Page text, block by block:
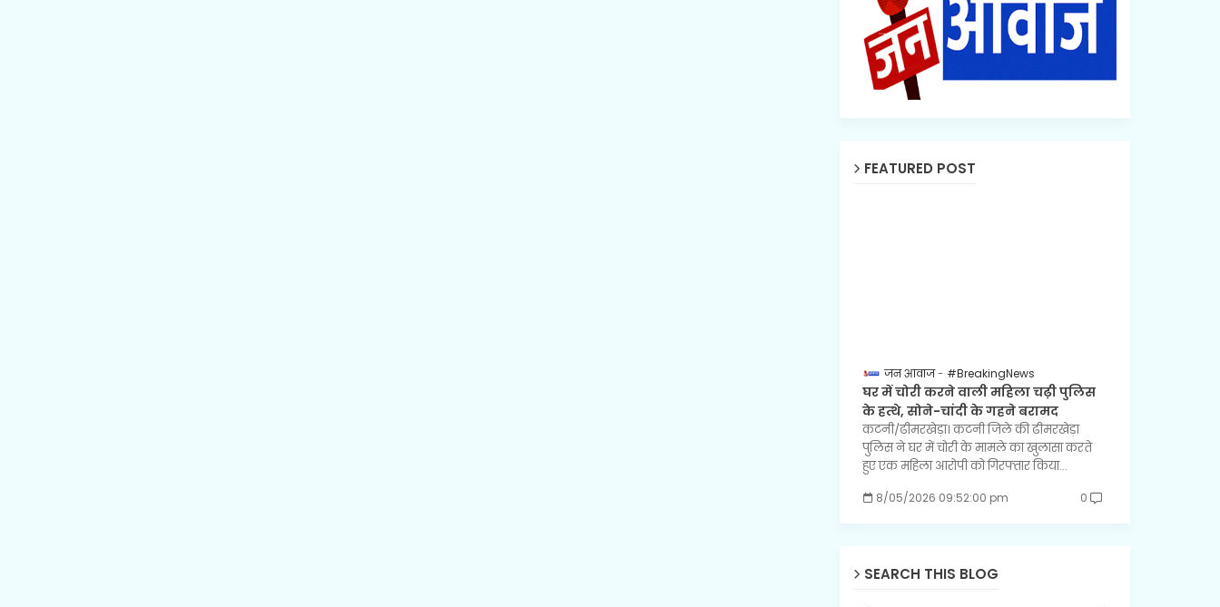
FEATURED POST
जन आवाज #BreakingNews
घर में चोरी करने वाली महिला चढ़ी पुलिस
के हत्थे, सोने-चांदी के गहने बरामद
कटनी/ढीमरखेड़ा। कटनी जिले की ढीमरखेड़ा
पुलिस ने घर में चोरी के मामले का खुलासा करते
हुए एक महिला आरोपी को गिरफ्तार किया…
8/05/2026 09:52:00 pm 0
SEARCH THIS BLOG